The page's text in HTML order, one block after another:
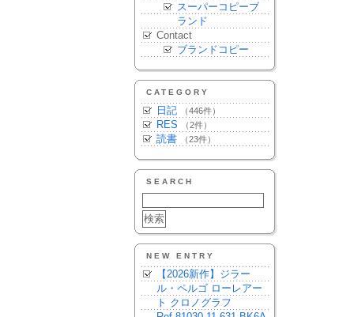
スーパーコピーブ
ランド
Contact
ブランドコピー
CATEGORY
日記 （446件）
RES （2件）
読書 （23件）
SEARCH
NEW ENTRY
【2026新作】ジラー
ル・ペルゴ ローレアー
ト クロノグラフ